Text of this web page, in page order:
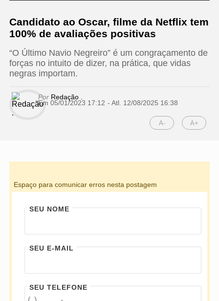
Candidato ao Oscar, filme da Netflix tem
100% de avaliações positivas
“O Último Navio Negreiro” é um congraçamento de
forças no intuito de dizer, na prática, que vidas
negras importam.
Por Redação .
Em 05/01/2023 17:12 - Atl. 12/08/2025 16:38
A- A+
Espaço para comunicar erros nesta postagem
SEU NOME
SEU E-MAIL
SEU TELEFONE